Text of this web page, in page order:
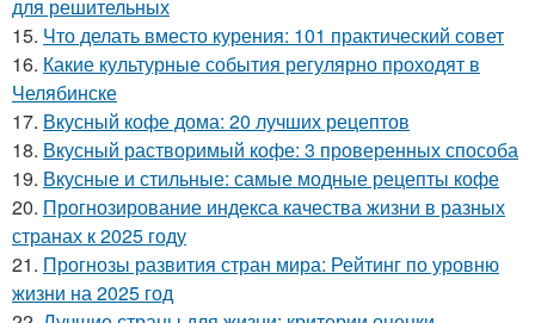
для решительных
15. Что делать вместо курения: 101 практический совет
16. Какие культурные события регулярно проходят в
Челябинске
17. Вкусный кофе дома: 20 лучших рецептов
18. Вкусный растворимый кофе: 3 проверенных способа
19. Вкусные и стильные: самые модные рецепты кофе
20. Прогнозирование индекса качества жизни в разных
странах к 2025 году
21. Прогнозы развития стран мира: Рейтинг по уровню
жизни на 2025 год